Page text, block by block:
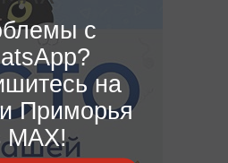
с
на
Приморья
MAX!